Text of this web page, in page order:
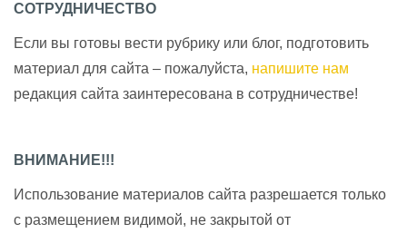
СОТРУДНИЧЕСТВО
Если вы готовы вести рубрику или блог, подготовить
материал для сайта – пожалуйста, напишите нам
редакция сайта заинтересована в сотрудничестве!
ВНИМАНИЕ!!!
Использование материалов сайта разрешается только
с размещением видимой, не закрытой от